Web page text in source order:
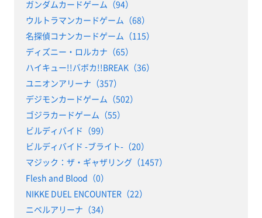
ガンダムカードゲーム（94）
ウルトラマンカードゲーム（68）
名探偵コナンカードゲーム（115）
ディズニー・ロルカナ（65）
ハイキュー!!バボカ!!BREAK（36）
ユニオンアリーナ（357）
デジモンカードゲーム（502）
ゴジラカードゲーム（55）
ビルディバイド（99）
ビルディバイド -ブライト-（20）
マジック：ザ・ギャザリング（1457）
Flesh and Blood（0）
NIKKE DUEL ENCOUNTER（22）
ニベルアリーナ（34）